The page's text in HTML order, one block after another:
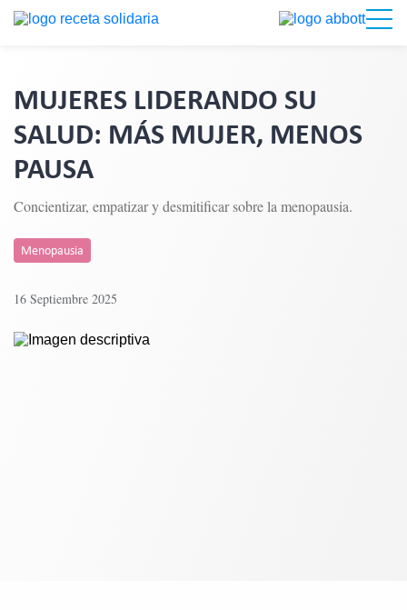
MUJERES LIDERANDO SU
SALUD: MÁS MUJER, MENOS
PAUSA
Concientizar, empatizar y desmitificar sobre la menopausia.
Menopausia
16 Septiembre 2025